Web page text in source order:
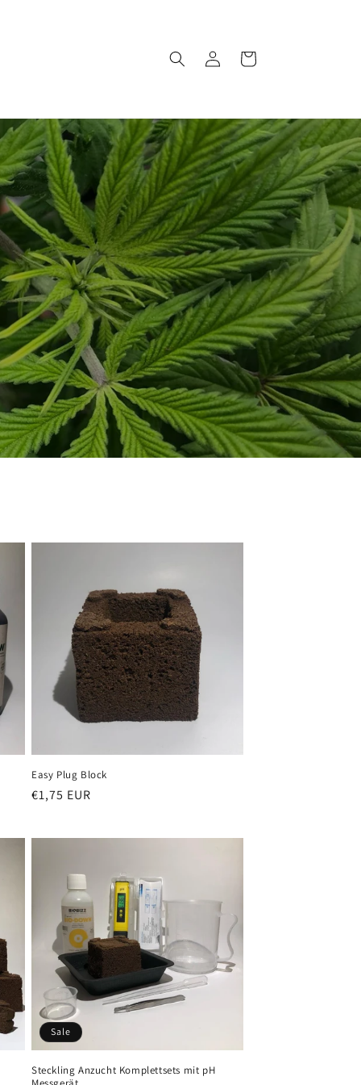
EinloggenWarenkorb
Easy Plug Block
Normaler
€1,75 EUR
Sale
Steckling Anzucht Komplettsets mit pH